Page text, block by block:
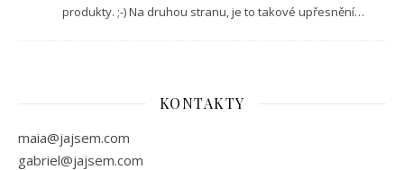
produkty. ;-) Na druhou stranu, je to takové upřesnění…
KONTAKTY
maia@jajsem.com
gabriel@jajsem.com